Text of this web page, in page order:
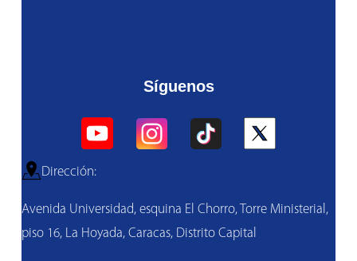
Síguenos
Dirección:
Avenida Universidad, esquina El Chorro, Torre Ministerial,
piso 16, La Hoyada, Caracas, Distrito Capital